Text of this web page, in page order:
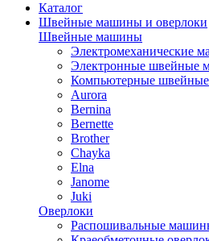
Каталог
Швейные машины и оверлоки
Швейные машины
Электромеханические
Электронные швейные
Компьютерные
Aurora
Bernina
Bernette
Brother
Chayka
Elna
Janome
Juki
Оверлоки
Распошивальные